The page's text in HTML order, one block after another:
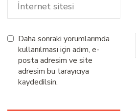
Daha sonraki yorumlarımda
kullanılması için adım, e-
posta adresim ve site
adresim bu tarayıcıya
kaydedilsin.